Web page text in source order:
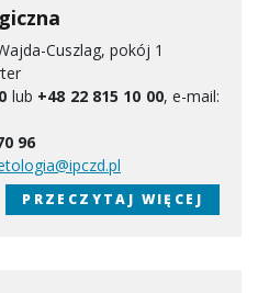
Cuszlag, pokój 1
lub +48 22 815 10 00, e-mail:
96
PRZECZYTAJ WIĘCEJ